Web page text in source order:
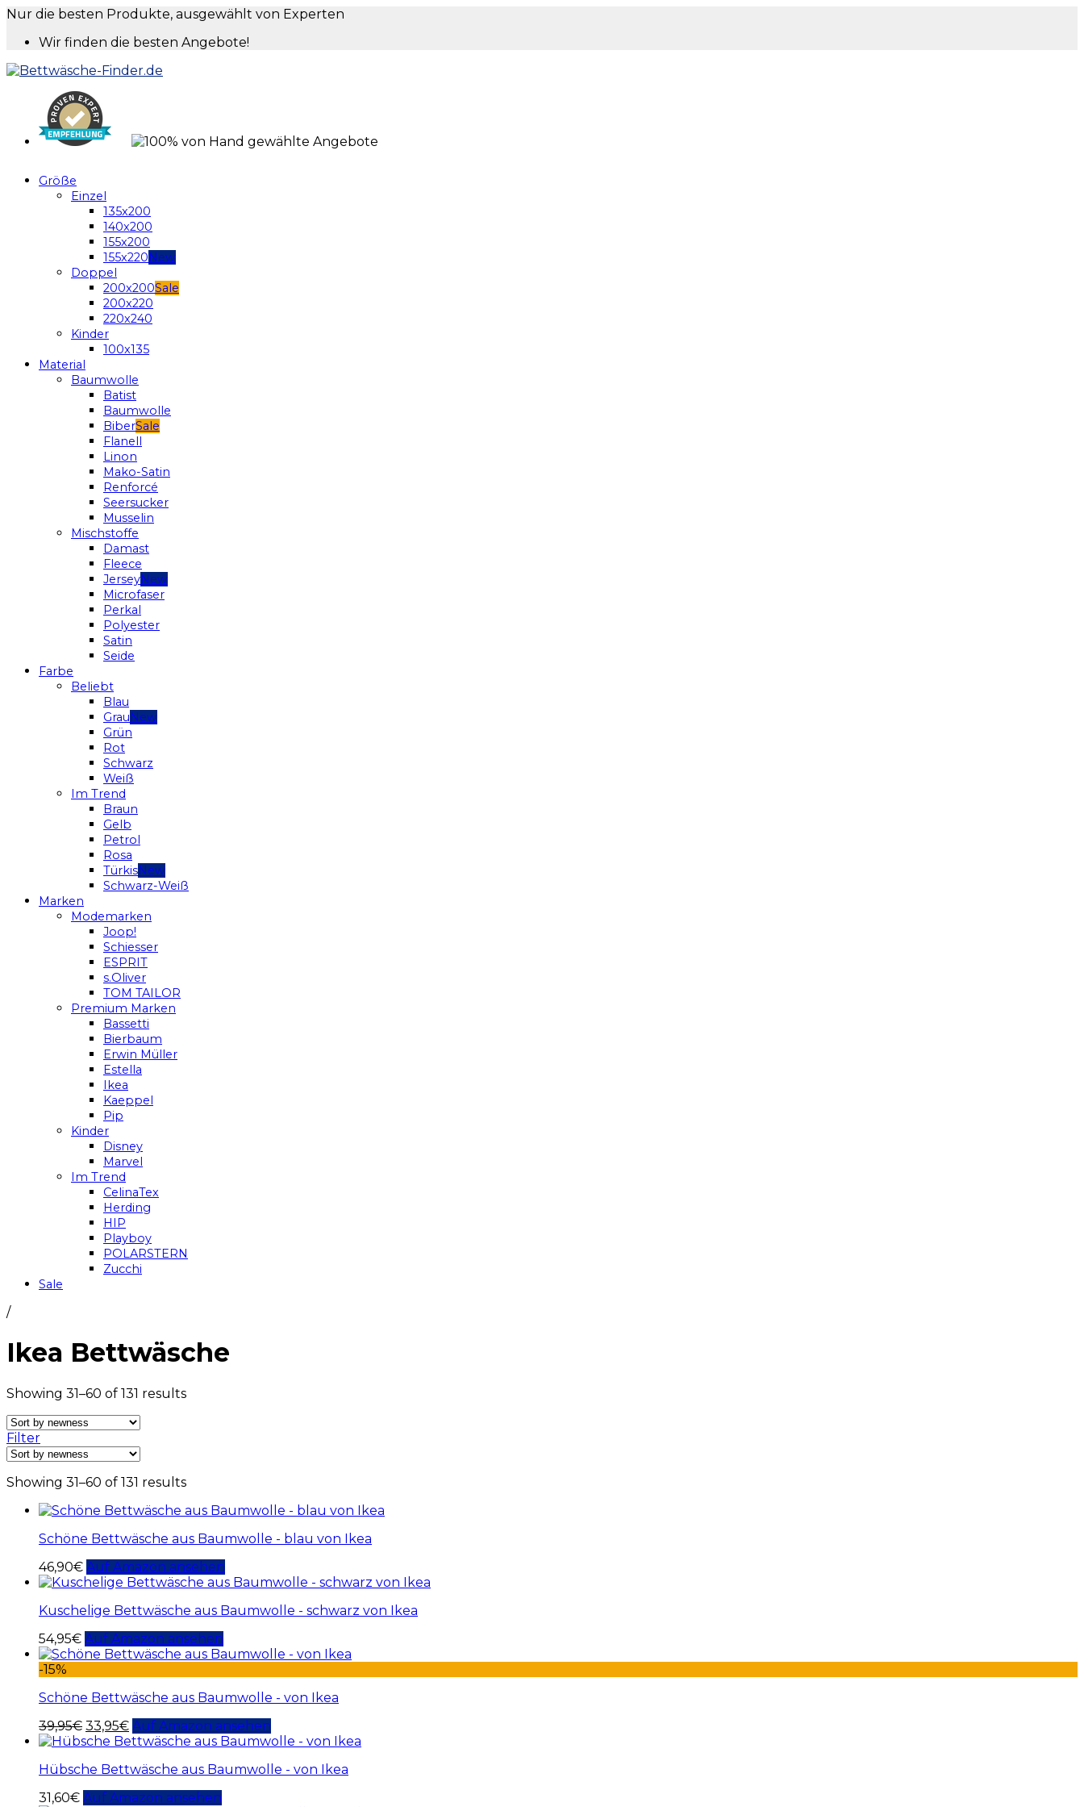
Nur die besten Produkte, ausgewählt von Experten
Wir finden die besten Angebote!
Größe
Einzel
135x200
140x200
155x200
155x220
Doppel
200x200
200x220
220x240
Kinder
100x135
Material
Baumwolle
Batist
Baumwolle
Biber
Flanell
Linon
Mako-Satin
Renforcé
Seersucker
Musselin
Mischstoffe
Damast
Fleece
Jersey
Microfaser
Perkal
Polyester
Satin
Seide
Farbe
Beliebt
Blau
Grau
Grün
Rot
Schwarz
Weiß
Im Trend
Braun
Gelb
Petrol
Rosa
Türkis
Schwarz-Weiß
Marken
Modemarken
Joop!
Schiesser
ESPRIT
s.Oliver
TOM TAILOR
Premium Marken
Bassetti
Bierbaum
Erwin Müller
Estella
Ikea
Kaeppel
Pip
Kinder
Disney
Marvel
Im Trend
CelinaTex
Herding
HIP
Playboy
POLARSTERN
Zucchi
Sale
/
Ikea Bettwäsche
Showing 31–60 of 131 results
Filter
Showing 31–60 of 131 results
Schöne Bettwäsche aus Baumwolle - blau von Ikea
46,90€ Auf Amazon ansehen
Kuschelige Bettwäsche aus Baumwolle - schwarz von Ikea
54,95€ Auf Amazon ansehen
-15%
Schöne Bettwäsche aus Baumwolle - von Ikea
39,95€ 33,95€ Auf Amazon ansehen
Hübsche Bettwäsche aus Baumwolle - von Ikea
31,60€ Auf Amazon ansehen